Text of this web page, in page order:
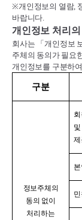
※개인정보의 열람,
바랍니다.
개인정보 처리의
회사는 「개인정보
주체의 동의가 필요
개인정보를 구분하
구분
정보주체의
동의 없이
처리하는
제
민